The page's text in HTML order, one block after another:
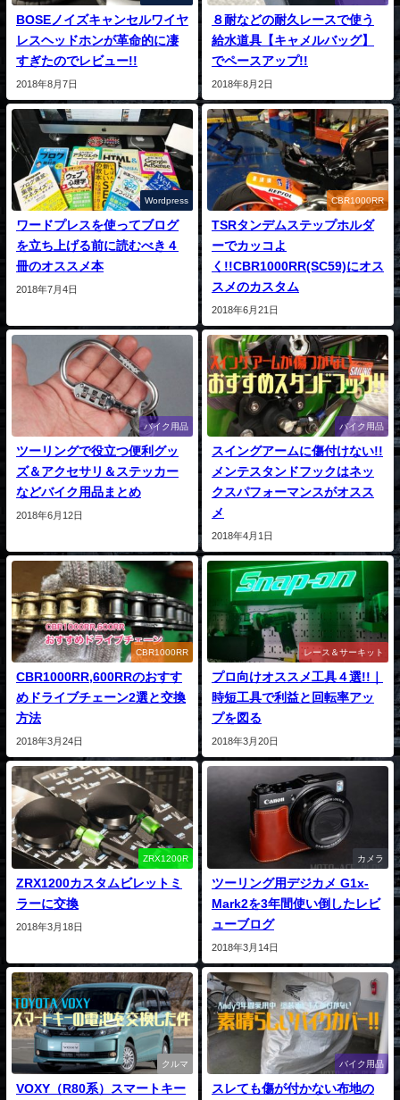
BOSEノイズキャンセルワイヤ
レスヘッドホンが革命的に凄
すぎたのでレビュー!!
2018年8月7日
８耐などの耐久レースで使う
給水道具【キャメルバッグ】
でペースアップ!!
2018年8月2日
Wordpress
ワードプレスを使ってブログ
を立ち上げる前に読むべき４
冊のオススメ本
2018年7月4日
CBR1000RR
TSRタンデムステップホルダ
ーでカッコよ
く!!CBR1000RR(SC59)にオス
スメのカスタム
2018年6月21日
バイク用品
ツーリングで役立つ便利グッ
ズ＆アクセサリ＆ステッカー
などバイク用品まとめ
2018年6月12日
バイク用品
スイングアームに傷付けない!!
メンテスタンドフックはネッ
クスパフォーマンスがオスス
メ
2018年4月1日
CBR1000RR
CBR1000RR,600RRのおすす
めドライブチェーン2選と交換
方法
2018年3月24日
レース＆サーキット
プロ向けオススメ工具４選!!｜
時短工具で利益と回転率アッ
プを図る
2018年3月20日
ZRX1200R
ZRX1200カスタムビレットミ
ラーに交換
2018年3月18日
カメラ
ツーリング用デジカメ G1x-
Mark2を3年間使い倒したレビ
ューブログ
2018年3月14日
クルマ
VOXY（R80系）スマートキー
バイク用品
スレても傷が付かない布地の